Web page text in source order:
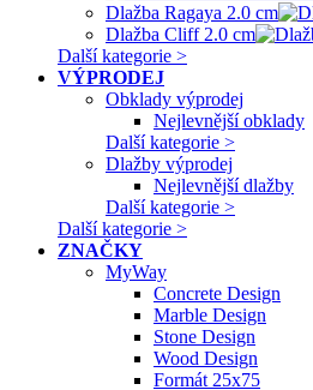
Dlažba Ragaya 2.0 cm
Dlažba Cliff 2.0 cm
Další kategorie >
VÝPRODEJ
Obklady výprodej
Nejlevnější obklady
Další kategorie >
Dlažby výprodej
Nejlevnější dlažby
Další kategorie >
Další kategorie >
ZNAČKY
MyWay
Concrete Design
Marble Design
Stone Design
Wood Design
Formát 25x75